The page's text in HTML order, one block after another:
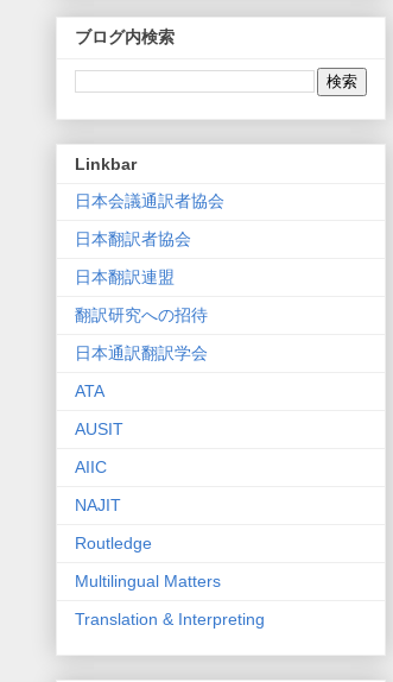
ブログ内検索
Linkbar
日本会議通訳者協会
日本翻訳者協会
日本翻訳連盟
翻訳研究への招待
日本通訳翻訳学会
ATA
AUSIT
AIIC
NAJIT
Routledge
Multilingual Matters
Translation & Interpreting